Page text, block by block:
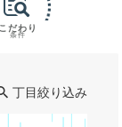
こだわり
条件
丁目絞り込み